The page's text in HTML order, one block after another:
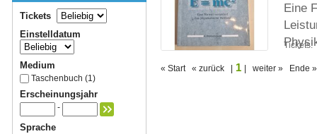
Tickets
Einstelldatum
Medium
Taschenbuch (1)
Erscheinungsjahr
-
Sprache
Eine
Tickets:
« Start « zurück | 1 | weiter » Ende »